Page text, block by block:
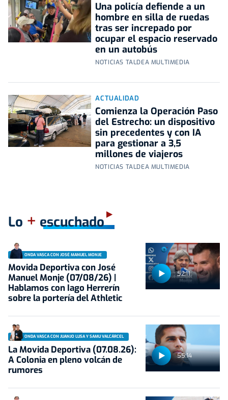
Una policía defiende a un
hombre en silla de ruedas
tras ser increpado por
ocupar el espacio reservado
en un autobús
NOTICIAS TALDEA MULTIMEDIA
ACTUALIDAD
Comienza la Operación Paso
del Estrecho: un dispositivo
sin precedentes y con IA
para gestionar a 3,5
millones de viajeros
NOTICIAS TALDEA MULTIMEDIA
Lo + escuchado
52:11
ONDA VASCA CON JOSÉ MANUEL MONJE
Movida Deportiva con José
Manuel Monje (07/08/26) |
Hablamos con Iago Herrerín
sobre la portería del Athletic
55:14
ONDA VASCA CON JUANJO LUSA Y SAMU VALCÁRCEL
La Movida Deportiva (07.08.26):
A Colonia en pleno volcán de
rumores